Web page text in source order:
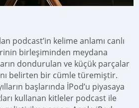
podcast’in kelime anlamı canlı
birleşiminden meydana
dondurulan ve küçük parçalar
belirten bir cümle türemiştir.
başlarında İPod’u piyasaya
kullanan kitleler podcast ile